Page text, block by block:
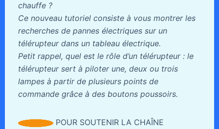
chauffe ?
Ce nouveau tutoriel consiste à vous montrer les
recherches de pannes électriques sur un
télérupteur dans un tableau électrique.
Petit rappel, quel est le rôle d’un télérupteur : le
télérupteur sert à piloter une, deux ou trois
lampes à partir de plusieurs points de
commande grâce à des boutons poussoirs.
POUR SOUTENIR LA CHAÎNE